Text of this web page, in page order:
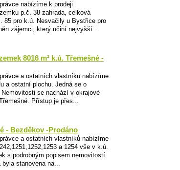
nabízíme k prodeji
p.č. 38 zahrada, celková
85 pro k.ú. Nesvačily u Bystřice pro
zájemci, který učiní nejvyšší...
8016 m² k.ú. Třemešné -
a ostatních vlastníků nabízíme
a ostatní plochu. Jedná se o
se nachází v okrajové
Přístup je přes...
- Bezděkov -Prodáno
a ostatních vlastníků nabízíme
a 1254 vše v k.ú.
s podrobným popisem nemovitostí
stanovena na...